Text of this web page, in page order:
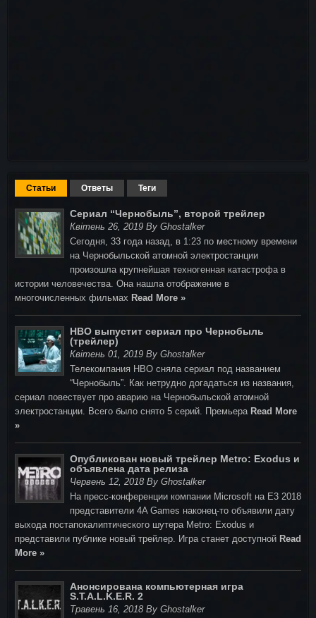
Статьи Ответы Теги
Сериал “Чернобыль”, второй трейлер
Квітень 26, 2019 By Ghostalker
Сегодня, 33 года назад, в 1:23 по местному времени
на Чернобыльской атомной электростанции
произошла крупнейшая техногенная катастрофа в
истории человечества. Она нашла отображение в
многочисленных фильмах Read More »
HBO выпустит сериал про Чернобыль
(трейлер)
Квітень 01, 2019 By Ghostalker
Телекомпания HBO сняла сериал под названием
“Чернобыль”. Как нетрудно догадаться из названия,
сериал повествует про аварию на Чернобыльской атомной
электростанции. Всего было снято 5 серий. Премьера Read More
»
Опубликован новый трейлер Metro: Exodus и
объявлена дата релиза
Червень 12, 2018 By Ghostalker
На пресс-конференции компании Microsoft на E3 2018
представители 4A Games наконец-то объявили дату
выхода постапокалиптического шутера Metro: Exodus и
представили публике новый трейлер. Игра станет доступной Read
More »
Анонсирована компьютерная игра
S.T.A.L.K.E.R. 2
Травень 16, 2018 By Ghostalker